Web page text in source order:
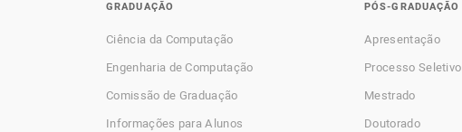
GRADUAÇÃO
Ciência da Computação
Engenharia de Computação
Comissão de Graduação
Informações para Alunos
PÓS-GRADUAÇÃO
Apresentação
Processo Seletivo
Mestrado
Doutorado